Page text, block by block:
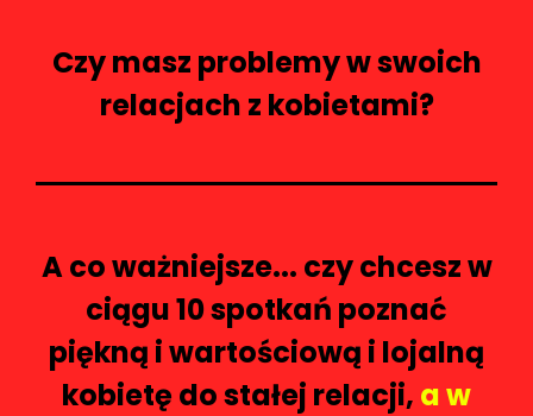
Czy masz problemy w swoich
relacjach z kobietami?
A co ważniejsze... czy chcesz w
ciągu 10 spotkań poznać
piękną i wartościową i lojalną
kobietę do stałej relacji, a w